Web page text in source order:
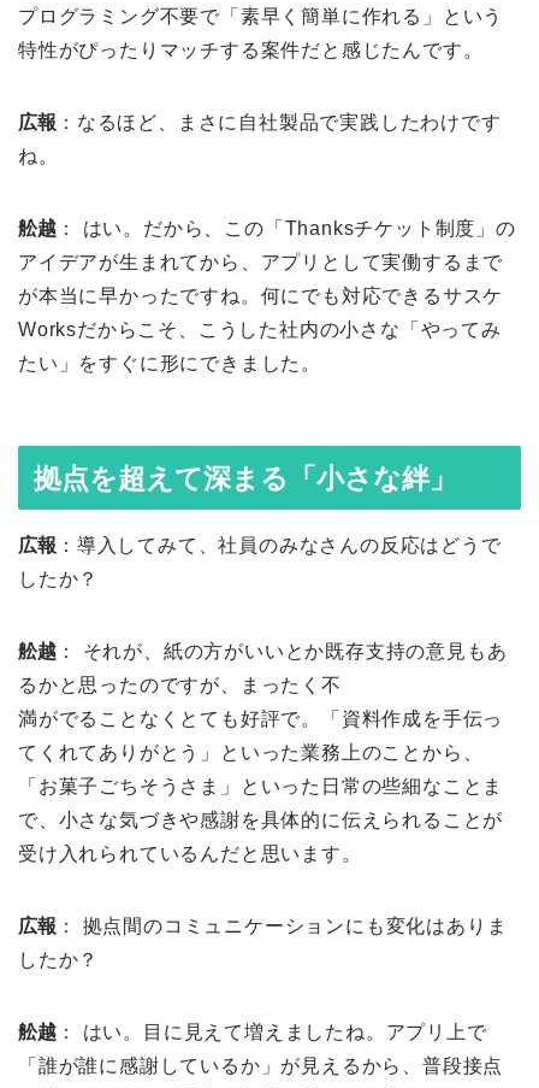
プログラミング不要で「素早く簡単に作れる」という
特性がぴったりマッチする案件だと感じたんです。
広報 ：なるほど、まさに自社製品で実践したわけです
ね。
舩越 ： はい。だから、この「Thanksチケット制度」の
アイデアが生まれてから、アプリとして実働するまで
が本当に早かったですね。何にでも対応できるサスケ
Worksだからこそ、こうした社内の小さな「やってみ
たい」をすぐに形にできました。
拠点を超えて深まる「小さな絆」
広報 ：導入してみて、社員のみなさんの反応はどうで
したか？
舩越 ： それが、紙の方がいいとか既存支持の意見もあ
るかと思ったのですが、まったく不
満がでることなくとても好評で。「資料作成を手伝っ
てくれてありがとう」といった業務上のことから、
「お菓子ごちそうさま」といった日常の些細なことま
で、小さな気づきや感謝を具体的に伝えられることが
受け入れられているんだと思います。
広報 ： 拠点間のコミュニケーションにも変化はありま
したか？
舩越 ： はい。目に見えて増えましたね。アプリ上で
「誰が誰に感謝しているか」が見えるから、普段接点